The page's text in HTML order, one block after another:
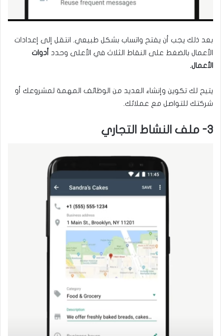
بعد ذلك يجب أن يفتح واتساب بشكل طبيعي. انتقل إلى إعدادات
الأعمال بالضغط على النقاط الثلاث في الأعلى وحدد
أدوات
الأعمال.
يتيح لك تكوين وإنشاء العديد من الوظائف المهمة لمشروعك أو
شركتك للتواصل مع عملائك.
3- ملف النشاط التجاري